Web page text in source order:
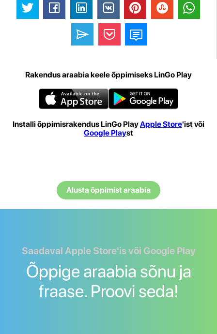
Rakendus araabia keele õppimiseks LinGo Play
Installi õppimisrakendus LinGo PlayApple Store'ist või
Google Playst
Alusta õppimist araabia
Saadaval Apple Store'is või Google Play
Õppige araabia sõnu ja
fraase. Proovi seda!